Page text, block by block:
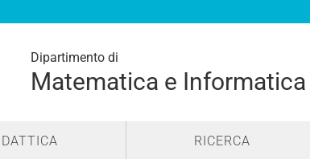
Dipartimento di
Matematica e Informatica
RICERCA